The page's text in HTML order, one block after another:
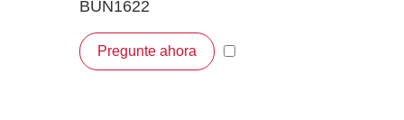
BUN1622
Pregunte ahora